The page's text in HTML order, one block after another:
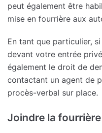
peut également être
mise en fourrière aux
En tant que particulier,
devant votre entrée
également le droit de
contactant un agent de
procès-verbal sur place.
Joindre la fourrière